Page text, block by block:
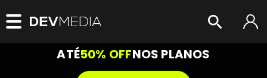
ATÉ50% OFFNOS PLANOS